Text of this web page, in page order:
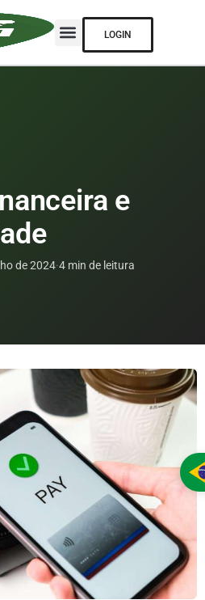
LOGIN
e
de 2024·4 min de leitura